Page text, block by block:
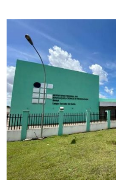
Especial
de
Vagas
Remanescentes
UNEB
iniciam
na
próxima
terça-
feira
(28)